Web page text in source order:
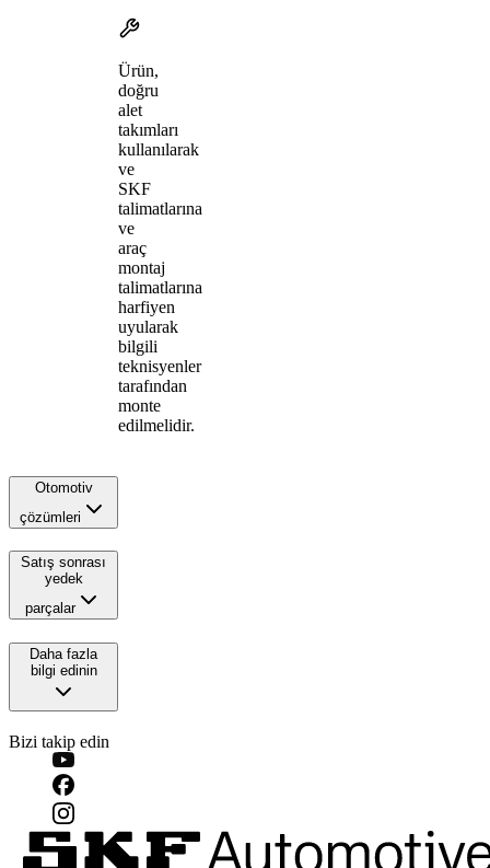
Ürün,
doğru
alet
takımları
kullanılarak
ve
SKF
talimatlarına
ve
araç
montaj
talimatlarına
harfiyen
uyularak
bilgili
teknisyenler
tarafından
monte
edilmelidir.
Otomotiv
çözümleri
Satış sonrası
yedek
parçalar
Daha fazla
bilgi edinin
Bizi takip edin